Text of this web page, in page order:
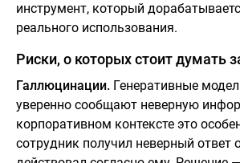
инструмент, который
реального использования.
Риски, о которых стоит думать
Галлюцинации. Генеративные
уверенно сообщают неверную
корпоративном контексте это
сотрудник получил неверный ответ